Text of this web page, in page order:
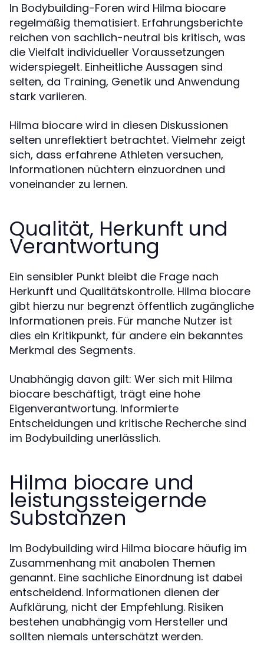
In Bodybuilding-Foren wird Hilma biocare
regelmäßig thematisiert. Erfahrungsberichte
reichen von sachlich-neutral bis kritisch, was
die Vielfalt individueller Voraussetzungen
widerspiegelt. Einheitliche Aussagen sind
selten, da Training, Genetik und Anwendung
stark variieren.
Hilma biocare wird in diesen Diskussionen
selten unreflektiert betrachtet. Vielmehr zeigt
sich, dass erfahrene Athleten versuchen,
Informationen nüchtern einzuordnen und
voneinander zu lernen.
Qualität, Herkunft und
Verantwortung
Ein sensibler Punkt bleibt die Frage nach
Herkunft und Qualitätskontrolle. Hilma biocare
gibt hierzu nur begrenzt öffentlich zugängliche
Informationen preis. Für manche Nutzer ist
dies ein Kritikpunkt, für andere ein bekanntes
Merkmal des Segments.
Unabhängig davon gilt: Wer sich mit Hilma
biocare beschäftigt, trägt eine hohe
Eigenverantwortung. Informierte
Entscheidungen und kritische Recherche sind
im Bodybuilding unerlässlich.
Hilma biocare und
leistungssteigernde
Substanzen
Im Bodybuilding wird Hilma biocare häufig im
Zusammenhang mit anabolen Themen
genannt. Eine sachliche Einordnung ist dabei
entscheidend. Informationen dienen der
Aufklärung, nicht der Empfehlung. Risiken
bestehen unabhängig vom Hersteller und
sollten niemals unterschätzt werden.